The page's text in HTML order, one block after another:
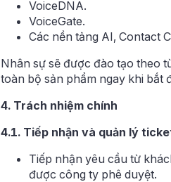
VoiceDNA.
VoiceGate.
Các nền tảng AI, Contact
Nhân sự sẽ được đào tạo theo
toàn bộ sản phẩm ngay khi bắt
4. Trách nhiệm chính
4.1. Tiếp nhận và quản lý
Tiếp nhận yêu cầu từ
được công ty phê duyệt.